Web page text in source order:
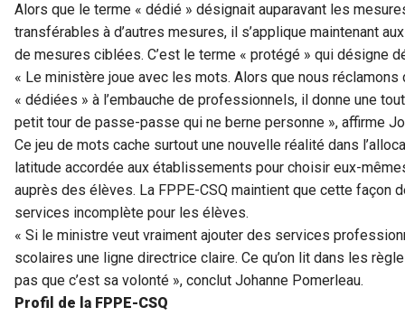
Alors que le terme « dédié » désignait auparavant les
transférables à d’autres mesures, il s’applique maintenant
de mesures ciblées. C’est le terme « protégé » qui désigne
« Le ministère joue avec les mots. Alors que nous
« dédiées » à l’embauche de professionnels, il donne une
petit tour de passe-passe qui ne berne personne », affirme
Ce jeu de mots cache surtout une nouvelle réalité dans
latitude accordée aux établissements pour choisir eux-
auprès des élèves. La FPPE-CSQ maintient que cette façon
services incomplète pour les élèves.
« Si le ministre veut vraiment ajouter des services
scolaires une ligne directrice claire. Ce qu’on lit dans les
pas que c’est sa volonté », conclut Johanne Pomerleau.
Profil de la FPPE-CSQ